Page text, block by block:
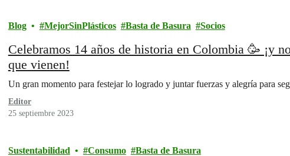
Blog MejorSinPlásticos Basta de Basura Socios
Celebramos 14 años de historia en Colombia 🥳 ¡y
que vienen!
Un gran momento para festejar lo logrado y juntar fuerzas y alegría para
Editor
25 septiembre 2023
Sustentabilidad Consumo Basta de Basura